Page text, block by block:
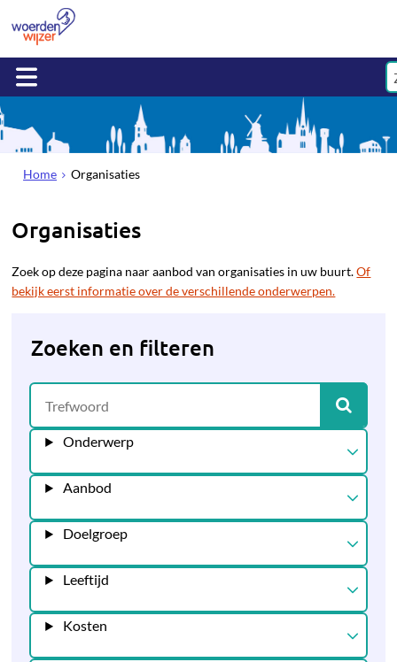
Home Organisaties
Organisaties
Zoek op deze pagina naar aanbod van organisaties in uw buurt.Of
bekijk eerst informatie over de verschillende onderwerpen.
Zoeken en filteren
Onderwerp
Aanbod
Doelgroep
Leeftijd
Kosten